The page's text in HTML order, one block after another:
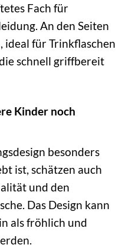
Fach für
An den Seiten
ideal für Trinkflaschen
schnell griffbereit
Kinder noch
besonders
ist, schätzen auch
und den
Das Design kann
als fröhlich und